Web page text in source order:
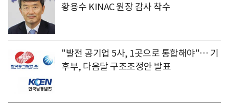
황용수 KINAC 원장 감사 착수
"발전 공기업 5사, 1곳으로 통합해야"… 기
후부, 다음달 구조조정안 발표